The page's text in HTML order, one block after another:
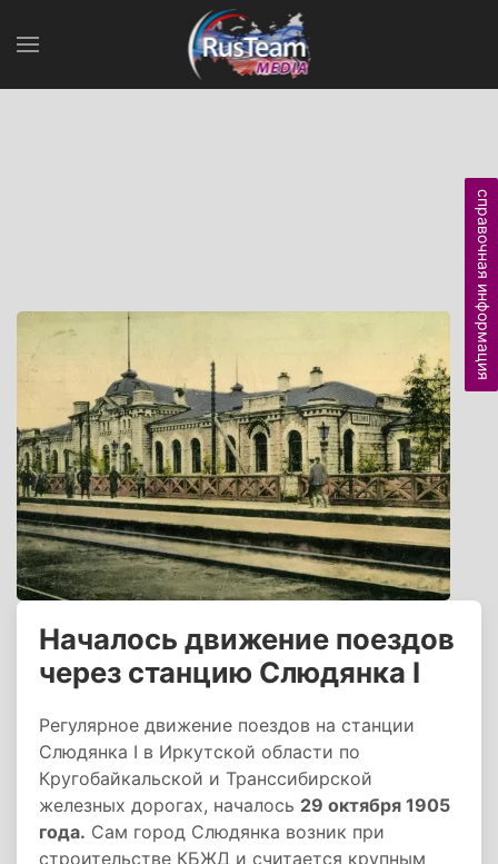
Началось движение поездов
через станцию Слюдянка I
Регулярное движение поездов на станции
Слюдянка I в Иркутской области по
Кругобайкальской и Транссибирской
железных дорогах, началось 29 октября 1905
года. Сам город Слюдянка возник при
строительстве КБЖД и считается крупным
справочная информация